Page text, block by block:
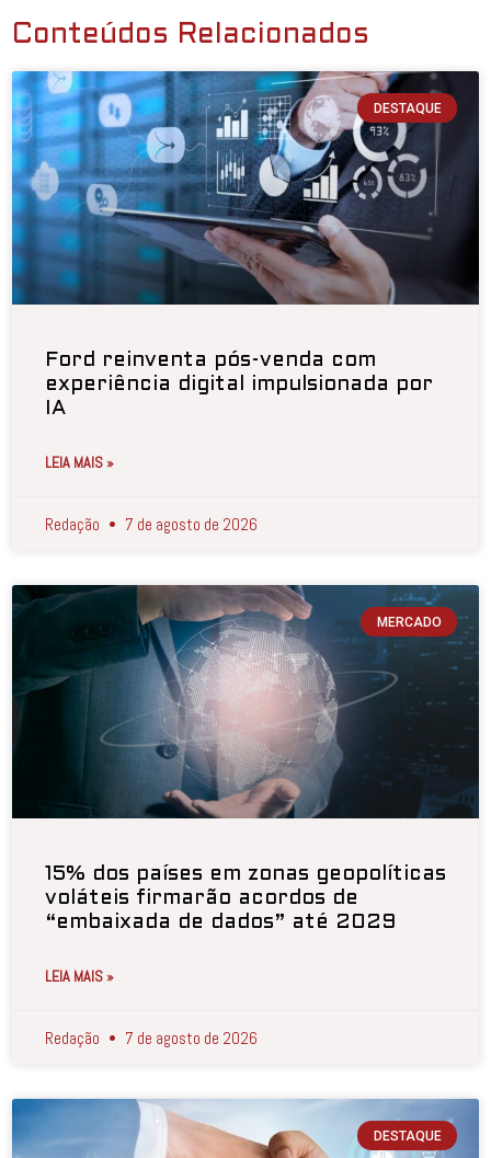
Conteúdos Relacionados
DESTAQUE
Ford reinventa pós-venda com
experiência digital impulsionada por
IA
LEIA MAIS »
Redação 7 de agosto de 2026
MERCADO
15% dos países em zonas geopolíticas
voláteis firmarão acordos de
“embaixada de dados” até 2029
LEIA MAIS »
Redação 7 de agosto de 2026
DESTAQUE